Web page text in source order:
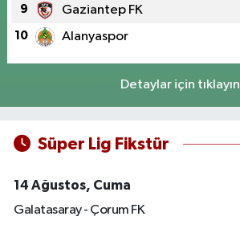
9 Gaziantep FK
10 Alanyaspor
Detaylar için tıklayın
Süper Lig Fikstür
14 Ağustos, Cuma
Galatasaray - Çorum FK